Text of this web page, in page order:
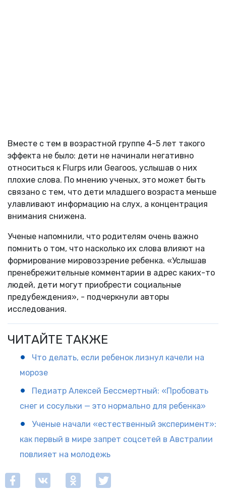
Вместе с тем в возрастной группе 4-5 лет такого
эффекта не было: дети не начинали негативно
относиться к Flurps или Gearoos, услышав о них
плохие слова. По мнению ученых, это может быть
связано с тем, что дети младшего возраста меньше
улавливают информацию на слух, а концентрация
внимания снижена.
Ученые напомнили, что родителям очень важно
помнить о том, что насколько их слова влияют на
формирование мировоззрение ребенка. «Услышав
пренебрежительные комментарии в адрес каких-то
людей, дети могут приобрести социальные
предубеждения», - подчеркнули авторы
исследования.
ЧИТАЙТЕ ТАКЖЕ
Что делать, если ребенок лизнул качели на
морозе
Педиатр Алексей Бессмертный: «Пробовать
снег и сосульки — это нормально для ребенка»
Ученые начали «естественный эксперимент»:
как первый в мире запрет соцсетей в Австралии
повлияет на молодежь